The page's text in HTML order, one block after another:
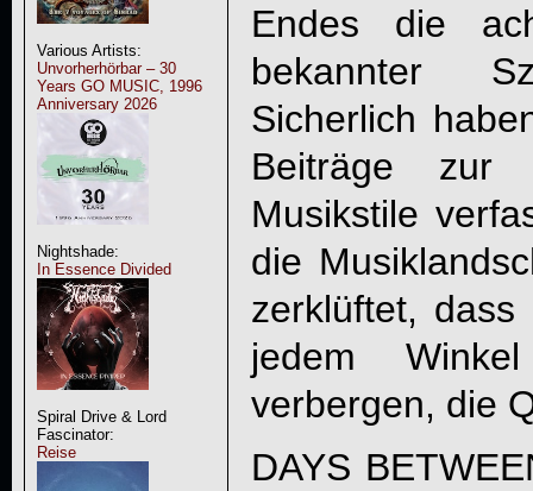
Various Artists:
Unvorherhörbar – 30
Years GO MUSIC, 1996
Anniversary 2026
Nightshade:
In Essence Divided
Spiral Drive & Lord
Fascinator:
Reise
Endes die
bekannter
Sicherlich
Beiträge zur
Musikstile
die
zerklüftet,
jedem
verbergen, die
DAYS